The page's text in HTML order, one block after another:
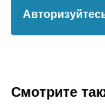
Смотрите